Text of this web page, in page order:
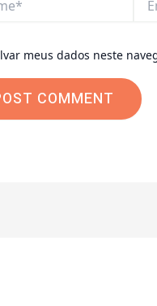
meus dados neste